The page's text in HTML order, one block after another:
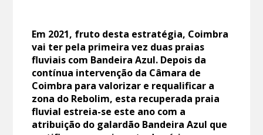
Em 2021, fruto desta estratégia, Coimbra
vai ter pela primeira vez duas praias
fluviais com Bandeira Azul. Depois da
contínua intervenção da Câmara de
Coimbra para valorizar e requalificar a
zona do Rebolim, esta recuperada praia
fluvial estreia-se este ano com a
atribuição do galardão Bandeira Azul que